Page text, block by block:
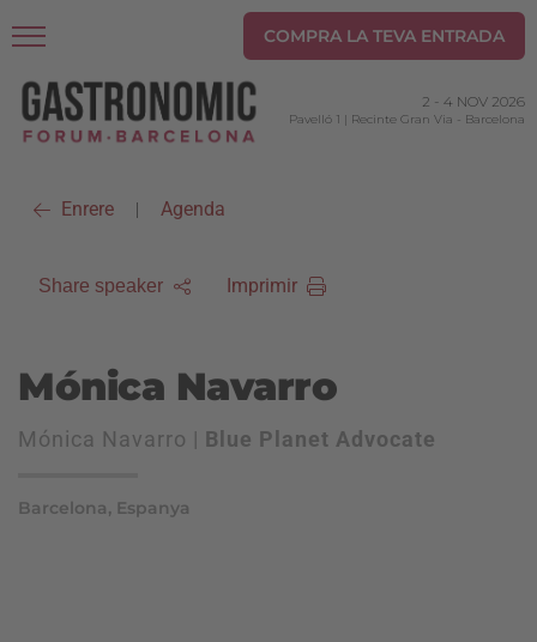
COMPRA LA TEVA ENTRADA
2 - 4 NOV 2026
Pavelló 1 | Recinte Gran Via - Barcelona
Enrere | Agenda
Share speaker Imprimir
Mónica Navarro
Mónica Navarro | Blue Planet Advocate
Barcelona, Espanya